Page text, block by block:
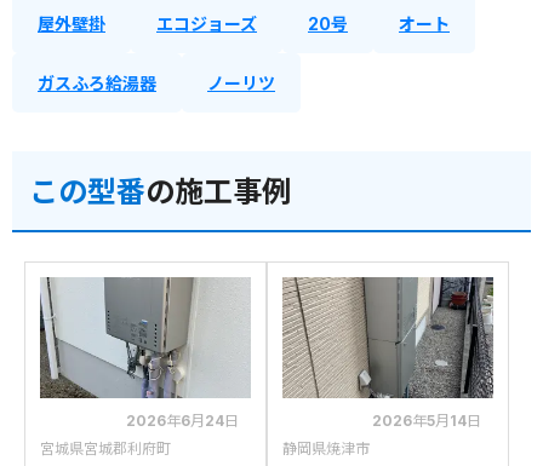
屋外壁掛 エコジョーズ 20号 オート
ガスふろ給湯器 ノーリツ
この型番の施工事例
2026年6月24日
宮城県宮城郡利府町
2026年5月14日
静岡県焼津市